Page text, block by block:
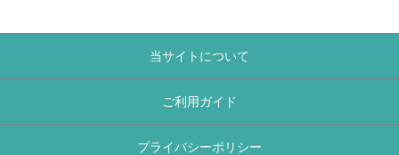
当サイトについて
ご利用ガイド
プライバシーポリシー